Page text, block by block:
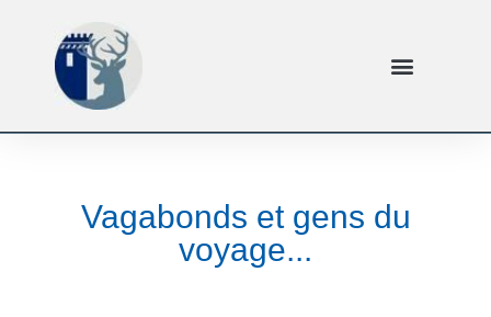
Vagabonds et gens du
voyage...